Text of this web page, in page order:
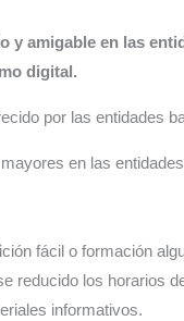
y amigable en las
digital.
por las entidades
en las
fácil o formación
reducido los horarios
informativos.